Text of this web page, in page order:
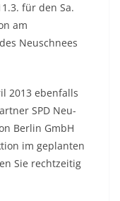
für den Sa.
am
Neuschnees
2013 ebenfalls
SPD Neu-
Berlin GmbH
im geplanten
Sie rechtzeitig